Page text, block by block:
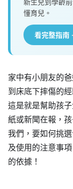
懂育兒。
看完整指南
家中有小朋友的
到床底下摔傷的
這是就是幫助孩
紙或新聞在報，
我們，要如何挑
及使用的注意事
的依據！